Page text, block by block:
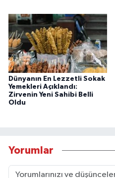
Dünyanın En Lezzetli Sokak
Yemekleri Açıklandı:
Zirvenin Yeni Sahibi Belli
Oldu
Yorumlar